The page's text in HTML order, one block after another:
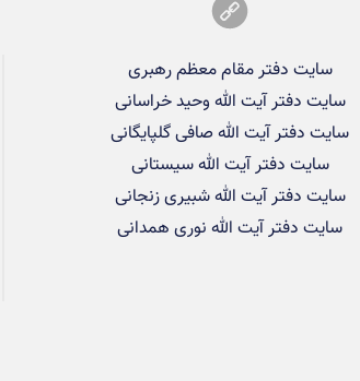
سایت دفتر مقام معظم رهبری
سایت دفتر آیت الله وحید خراسانی
سایت دفتر آیت الله صافی گلپایگانی
سایت دفتر آیت الله سیستانی
سایت دفتر آیت الله شبیری زنجانی
سایت دفتر آیت الله نوری همدانی